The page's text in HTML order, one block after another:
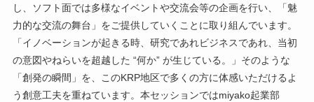
し、ソフト面では多様なイベントや交流会等の企画を行い、「魅
力的な交流の舞台」をご提供していくことに取り組んでいます。
「イノベーションが起きる時、研究であれビジネスであれ、当初
の意図やねらいを超越した “何か” が生じている。」そのような
「創発の瞬間」を、このKRP地区で多くの方に体感いただけるよ
う創意工夫を重ねています。本セッションではmiyako起業部